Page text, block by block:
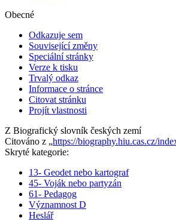
Obecné
Odkazuje sem
Související změny
Speciální stránky
Verze k tisku
Trvalý odkaz
Informace o stránce
Citovat stránku
Projít vlastnosti
Z Biografický slovník českých zemí
Citováno z „https://biography.hiu.cas.cz/
Skryté kategorie:
13- Geodet nebo kartograf
45- Voják nebo partyzán
61- Pedagog
Významnost D
Heslář